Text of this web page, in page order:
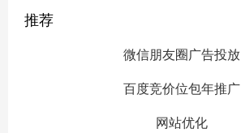
推荐
微信朋友圈广告投放
百度竞价位包年推广
网站优化